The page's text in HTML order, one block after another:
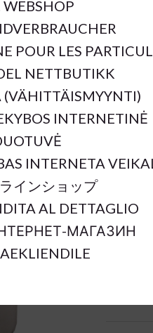
Inner
Material:
Color:
Units:
WEBSHOP
POUR LES
NETTBUTIKK
INTERNETINĖ
INTERNETA
インショップ
AL DETTAGLIO
МАГАЗИН